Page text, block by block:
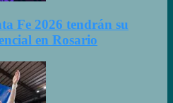
Fe 2026 tendrán su
en Rosario